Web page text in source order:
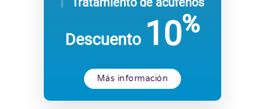
Descuento 10%
Más información